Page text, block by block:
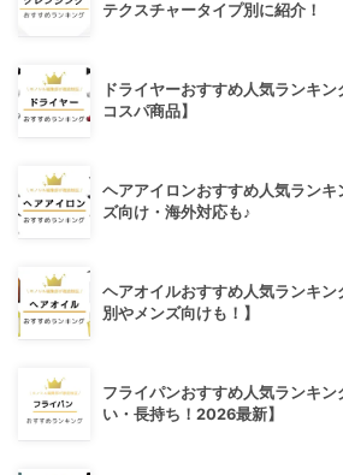
テクスチャータイプ別に紹介！
ドライヤーおすすめ人気ランキ
コスパ商品】
ヘアアイロンおすすめ人気ラン
ズ向け・海外対応も♪
ヘアオイルおすすめ人気ランキ
別やメンズ向けも！】
フライパンおすすめ人気ランキ
い・長持ち！2026最新】